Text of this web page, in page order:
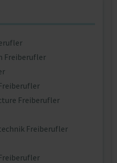
Freiberufler
Freiberufler
Freiberufler